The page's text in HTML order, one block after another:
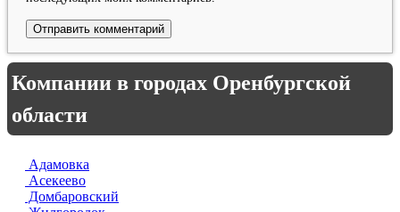
Компании в городах Оренбургской
области
Адамовка
Асекеево
Домбаровский